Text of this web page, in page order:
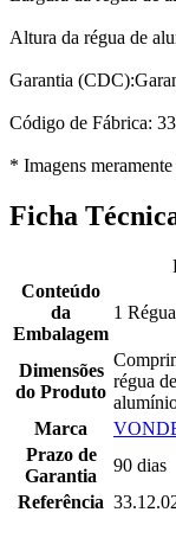
Altura da régua de
Garantia
Código de Fábrica:
* Imagens
Ficha
Conteúdo
da
Embalagem
1
Dimensões
do Produto
régua
Marca
Prazo de
Garantia
90 dias
Referência